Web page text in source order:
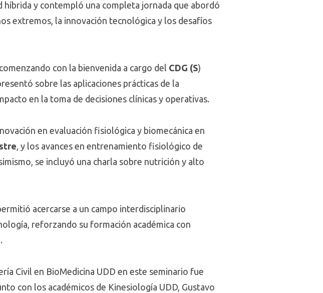
y contempló una completa jornada que abordó
extremos, la innovación tecnológica y los desafíos
con la bienvenida a cargo del CDG (S)
sobre las aplicaciones prácticas de la
en la toma de decisiones clínicas y operativas.
en evaluación fisiológica y biomecánica en
, y los avances en entrenamiento fisiológico de
se incluyó una charla sobre nutrición y alto
acercarse a un campo interdisciplinario
reforzando su formación académica con
Civil en BioMedicina UDD en este seminario fue
con los académicos de Kinesiología UDD, Gustavo